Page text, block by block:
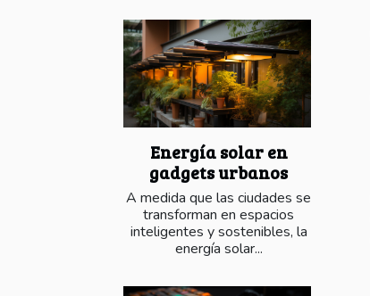
Energía solar en
gadgets urbanos
A medida que las ciudades se
transforman en espacios
inteligentes y sostenibles, la
energía solar...